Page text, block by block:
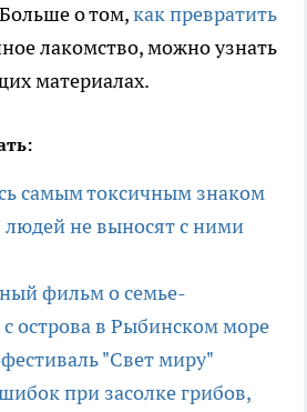
о том,как превратить
лакомство, можно узнать
материалах.
самым токсичным знаком
людей не выносят с ними
фильм о семье-
острова в Рыбинском море
"Свет миру"
при засолке грибов,